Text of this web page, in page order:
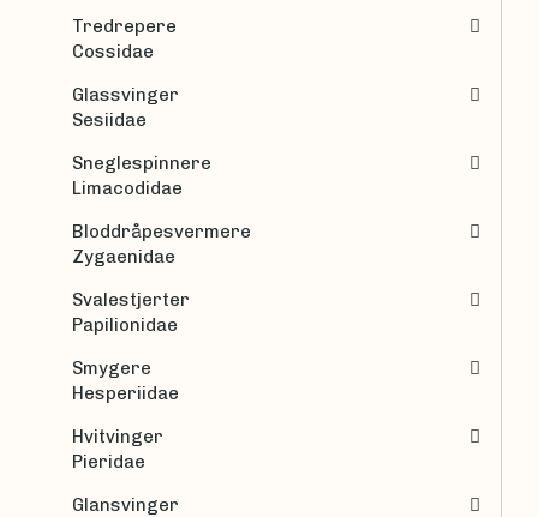
Tredrepere
Cossidae
Glassvinger
Sesiidae
Sneglespinnere
Limacodidae
Bloddråpesvermere
Zygaenidae
Svalestjerter
Papilionidae
Smygere
Hesperiidae
Hvitvinger
Pieridae
Glansvinger